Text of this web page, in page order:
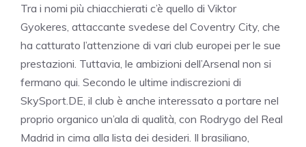
Tra i nomi più chiacchierati c’è quello di Viktor
Gyokeres, attaccante svedese del Coventry City, che
ha catturato l’attenzione di vari club europei per le sue
prestazioni. Tuttavia, le ambizioni dell’Arsenal non si
fermano qui. Secondo le ultime indiscrezioni di
SkySport.DE, il club è anche interessato a portare nel
proprio organico un’ala di qualità, con Rodrygo del Real
Madrid in cima alla lista dei desideri. Il brasiliano,